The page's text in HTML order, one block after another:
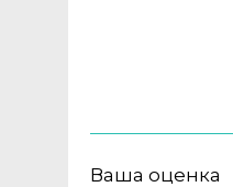
Ваша оценка